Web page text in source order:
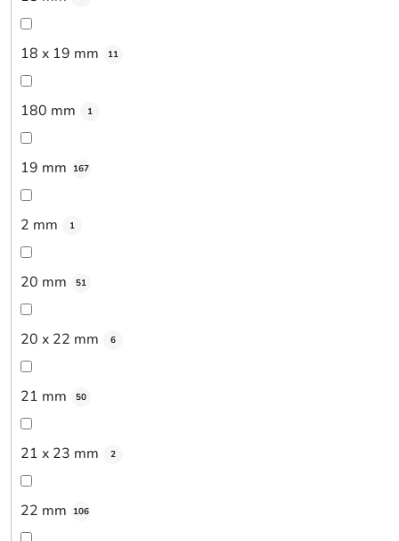
18 x 19 mm 11
180 mm 1
19 mm 167
2 mm 1
20 mm 51
20 x 22 mm 6
21 mm 50
21 x 23 mm 2
22 mm 106